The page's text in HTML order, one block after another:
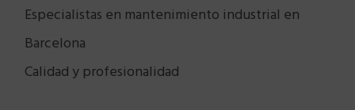
Especialistas en mantenimiento industrial en
Barcelona
Calidad y profesionalidad